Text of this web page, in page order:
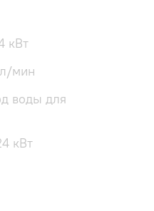
кВт
мин
воды для
кВт